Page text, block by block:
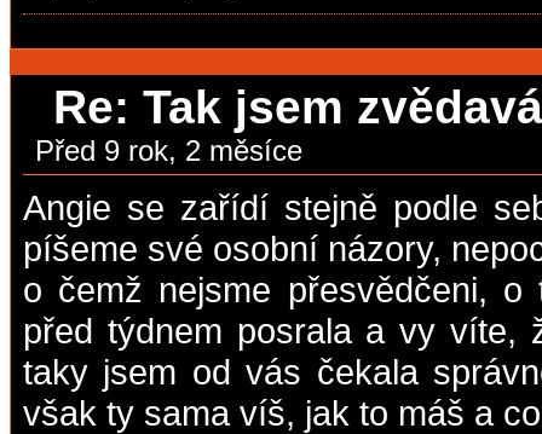
Re: Tak jsem
Před 9 rok, 2 měsíce
Angie se zařídí stejně podle
píšeme své osobní názory,
o čemž nejsme přesvědčeni,
před týdnem posrala a vy víte,
taky jsem od vás čekala
však ty sama víš, jak to máš a